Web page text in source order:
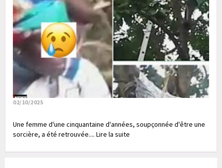
02/10/2025
Une femme d'une cinquantaine d'années, soupçonnée d'être une
sorcière, a été retrouvée.... Lire la suite